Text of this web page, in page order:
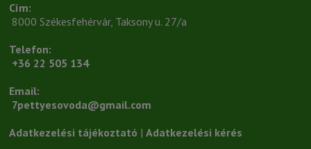
Cím:
8000 Székesfehérvár, Taksony u. 27/a
Telefon:
+36 22 505 134
Email:
7pettyesovoda@gmail.com
Adatkezelési tájékoztató | Adatkezelési kérés